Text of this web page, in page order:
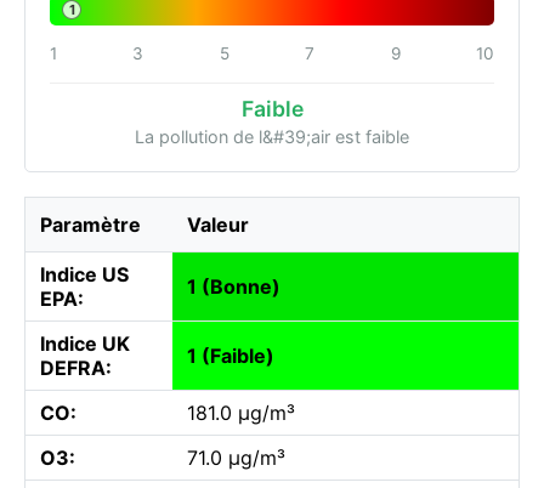
1
1 3 5 7 9 10
Faible
La pollution de l&#39;air est faible
Paramètre Valeur
Indice US
EPA:
1 (Bonne)
Indice UK
DEFRA:
1 (Faible)
CO:
181.0 µg/m³
O3:
71.0 µg/m³